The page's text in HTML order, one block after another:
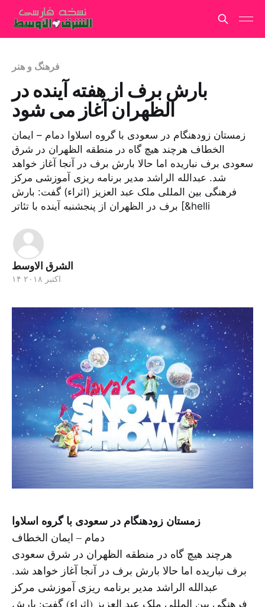
فرهنگ و هنر
بارش برف از هفته آینده در
الظهران آغاز می شود
زمستان زودهنگام در سعودی با گروه اسلاوا دمام – ایمان
الخطاف هرچند هیچ گاه در منطقه الظهران در شرق
سعودی برف نباریده اما حالا بارش برف در آنجا آغاز خواهد
شد. عبدالله الراشد مدیر برنامه ریزی آموزشی مرکز
فرهنگی بین المللی ملک عبد العزیز (اثراء) گفت: بارش
برف در الظهران از پنجشنبه آینده با تئاتر [&helli
الشرق الاوسط
۱۴ اکتبر ۲۰۱۸
زمستان زودهنگام در سعودی با گروه اسلاوا
دمام – ایمان الخطاف
هرچند هیچ گاه در منطقه الظهران در شرق سعودی
برف نباریده اما حالا بارش برف در آنجا آغاز خواهد شد.
عبدالله الراشد مدیر برنامه ریزی آموزشی مرکز
فرهنگی بین المللی ملک عبد العزیز (اثراء) گفت: بارش